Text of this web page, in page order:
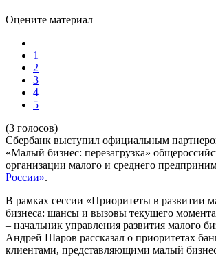
Оцените материал
1
2
3
4
5
(3 голосов)
Сбербанк выступил официальным
«Малый бизнес: перезагрузка»
организации малого и среднего
России».
В рамках сессии «Приоритеты в развитии
бизнеса: шансы и вызовы текущего
– начальник управления развития малого
Андрей Шаров рассказал о приоритетах
клиентами, представляющими малый